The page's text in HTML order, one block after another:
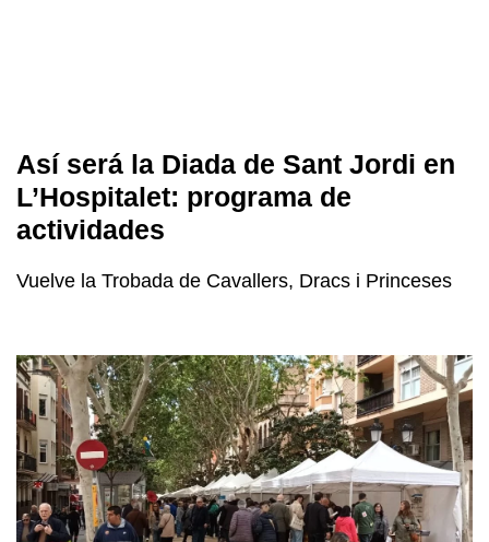
Así será la Diada de Sant Jordi en
L’Hospitalet: programa de
actividades
Vuelve la Trobada de Cavallers, Dracs i Princeses